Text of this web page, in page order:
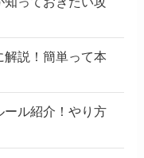
解説！簡単って本
ール紹介！やり方